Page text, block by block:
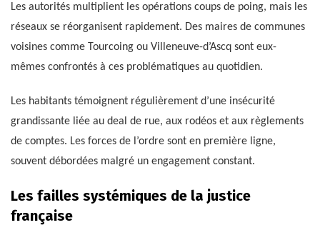
Les autorités multiplient les opérations coups de poing, mais les
réseaux se réorganisent rapidement. Des maires de communes
voisines comme Tourcoing ou Villeneuve-d’Ascq sont eux-
mêmes confrontés à ces problématiques au quotidien.
Les habitants témoignent régulièrement d’une insécurité
grandissante liée au deal de rue, aux rodéos et aux règlements
de comptes. Les forces de l’ordre sont en première ligne,
souvent débordées malgré un engagement constant.
Les failles systémiques de la justice
française